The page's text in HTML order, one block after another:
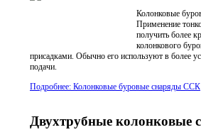
Колонковые
Применение
получить более
колонкового
присадками. Обычно его используют в более
подачи.
Подробнее: Колонковые буровые снаряды ССК
Двухтрубные колонковые